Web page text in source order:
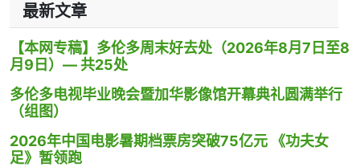
最新文章
【本网专稿】多伦多周末好去处（2026年8月7日至8
月9日）— 共25处
多伦多电视毕业晚会暨加华影像馆开幕典礼圆满举行
（组图）
2026年中国电影暑期档票房突破75亿元 《功夫女
足》暂领跑